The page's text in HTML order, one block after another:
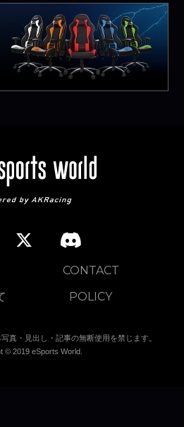
CONTACT
POLICY
真・見出し・記事の無断使用を禁じます。
© 2019 eSports World.